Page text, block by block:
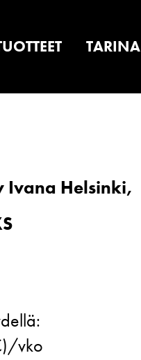
TARINA
Ivana Helsinki,
vko